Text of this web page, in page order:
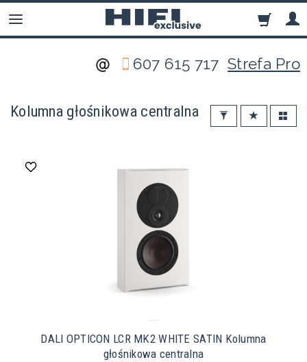
607 615 717Strefa Pro
Kolumna głośnikowa centralna
DALI OPTICON LCR MK2 WHITE SATIN Kolumna
głośnikowa centralna